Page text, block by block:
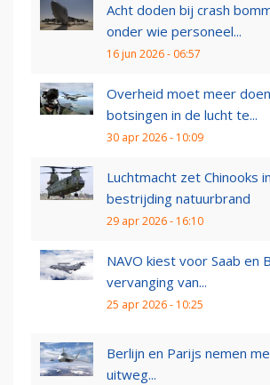
Acht doden bij crash
onder wie personeel...
16 jun 2026 - 06:57
Overheid moet meer
botsingen in de lucht te...
30 apr 2026 - 10:09
Luchtmacht zet Chinooks
bestrijding natuurbrand
29 apr 2026 - 16:10
NAVO kiest voor Saab en
vervanging van...
25 apr 2026 - 10:25
Berlijn en Parijs nemen
uitweg...